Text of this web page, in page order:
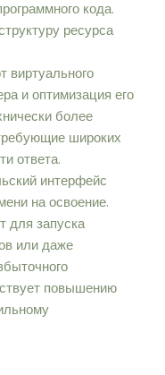
кода.
ресурса
виртуального
и оптимизация его
более
широких
ответа.
интерфейс
на освоение.
для запуска
или даже
повышению